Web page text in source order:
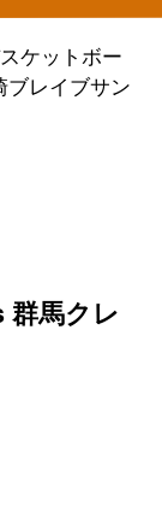
ケットボー
ブレイブサン
群馬クレ